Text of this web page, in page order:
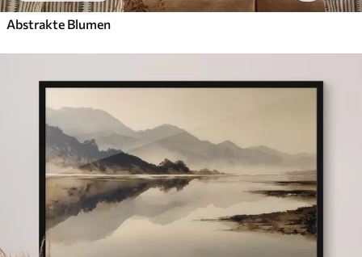
Abstrakte Blumen